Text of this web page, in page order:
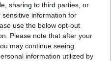
sharing to third parties, or
information for
use the below opt-out
Please note that after your
may continue seeing
information utilized by
τηςη γυναίκα
αρκετό καιρό
στην
κ. Κόλτσης